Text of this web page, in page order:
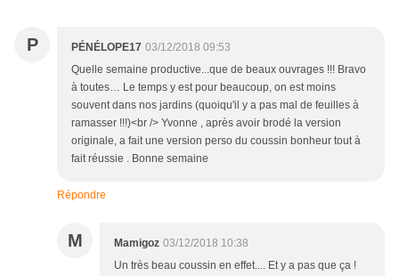
P PÉNÉLOPE17 03/12/2018 09:53
Quelle semaine productive...que de beaux ouvrages !!! Bravo
à toutes… Le temps y est pour beaucoup, on est moins
souvent dans nos jardins (quoiqu'il y a pas mal de feuilles à
ramasser !!!)<br /> Yvonne , après avoir brodé la version
originale, a fait une version perso du coussin bonheur tout à
fait réussie . Bonne semaine
Répondre
M Mamigoz 03/12/2018 10:38
Un très beau coussin en effet.... Et y a pas que ça !